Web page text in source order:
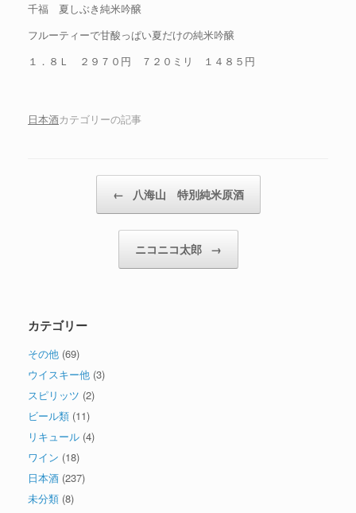
千福 夏しぶき純米吟醸
フルーティーで甘酸っぱい夏だけの純米吟醸
１．８Ｌ ２９７０円 ７２０ミリ １４８５円
日本酒カテゴリーの記事
← 八海山 特別純米原酒
ニコニコ太郎 →
カテゴリー
その他 (69)
ウイスキー他 (3)
スピリッツ (2)
ビール類 (11)
リキュール (4)
ワイン (18)
日本酒 (237)
未分類 (8)